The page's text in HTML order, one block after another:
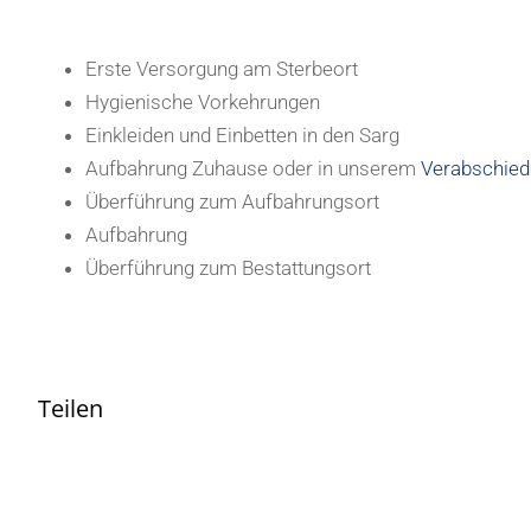
Erste Versorgung am Sterbeort
Hygienische Vorkehrungen
Einkleiden und Einbetten in den Sarg
Aufbahrung Zuhause oder in unserem
Überführung zum Aufbahrungsort
Aufbahrung
Überführung zum Bestattungsort
Teilen